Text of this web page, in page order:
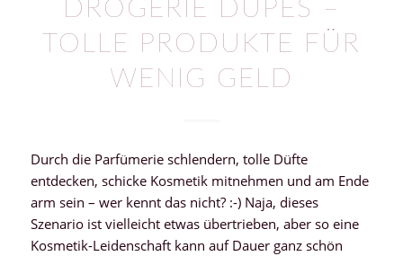
DROGERIE DUPES –
TOLLE PRODUKTE FÜR
WENIG GELD
Durch die Parfümerie schlendern, tolle Düfte
entdecken, schicke Kosmetik mitnehmen und am Ende
arm sein – wer kennt das nicht? :-) Naja, dieses
Szenario ist vielleicht etwas übertrieben, aber so eine
Kosmetik-Leidenschaft kann auf Dauer ganz schön